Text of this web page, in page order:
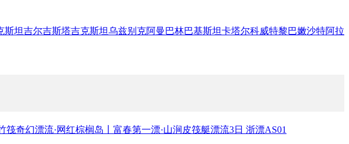
斯坦吉尔吉斯塔吉克斯坦乌兹别克阿曼 巴林巴基斯坦卡塔尔科威特黎巴嫩沙特阿拉
筏奇幻漂流·网红棕榈岛丨富春第一漂·山涧皮筏艇漂流3日 浙漂AS01